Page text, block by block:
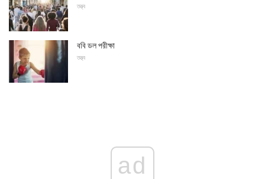
তত্ত্ব
ববি ডল পরীক্ষা
তত্ত্ব
ad